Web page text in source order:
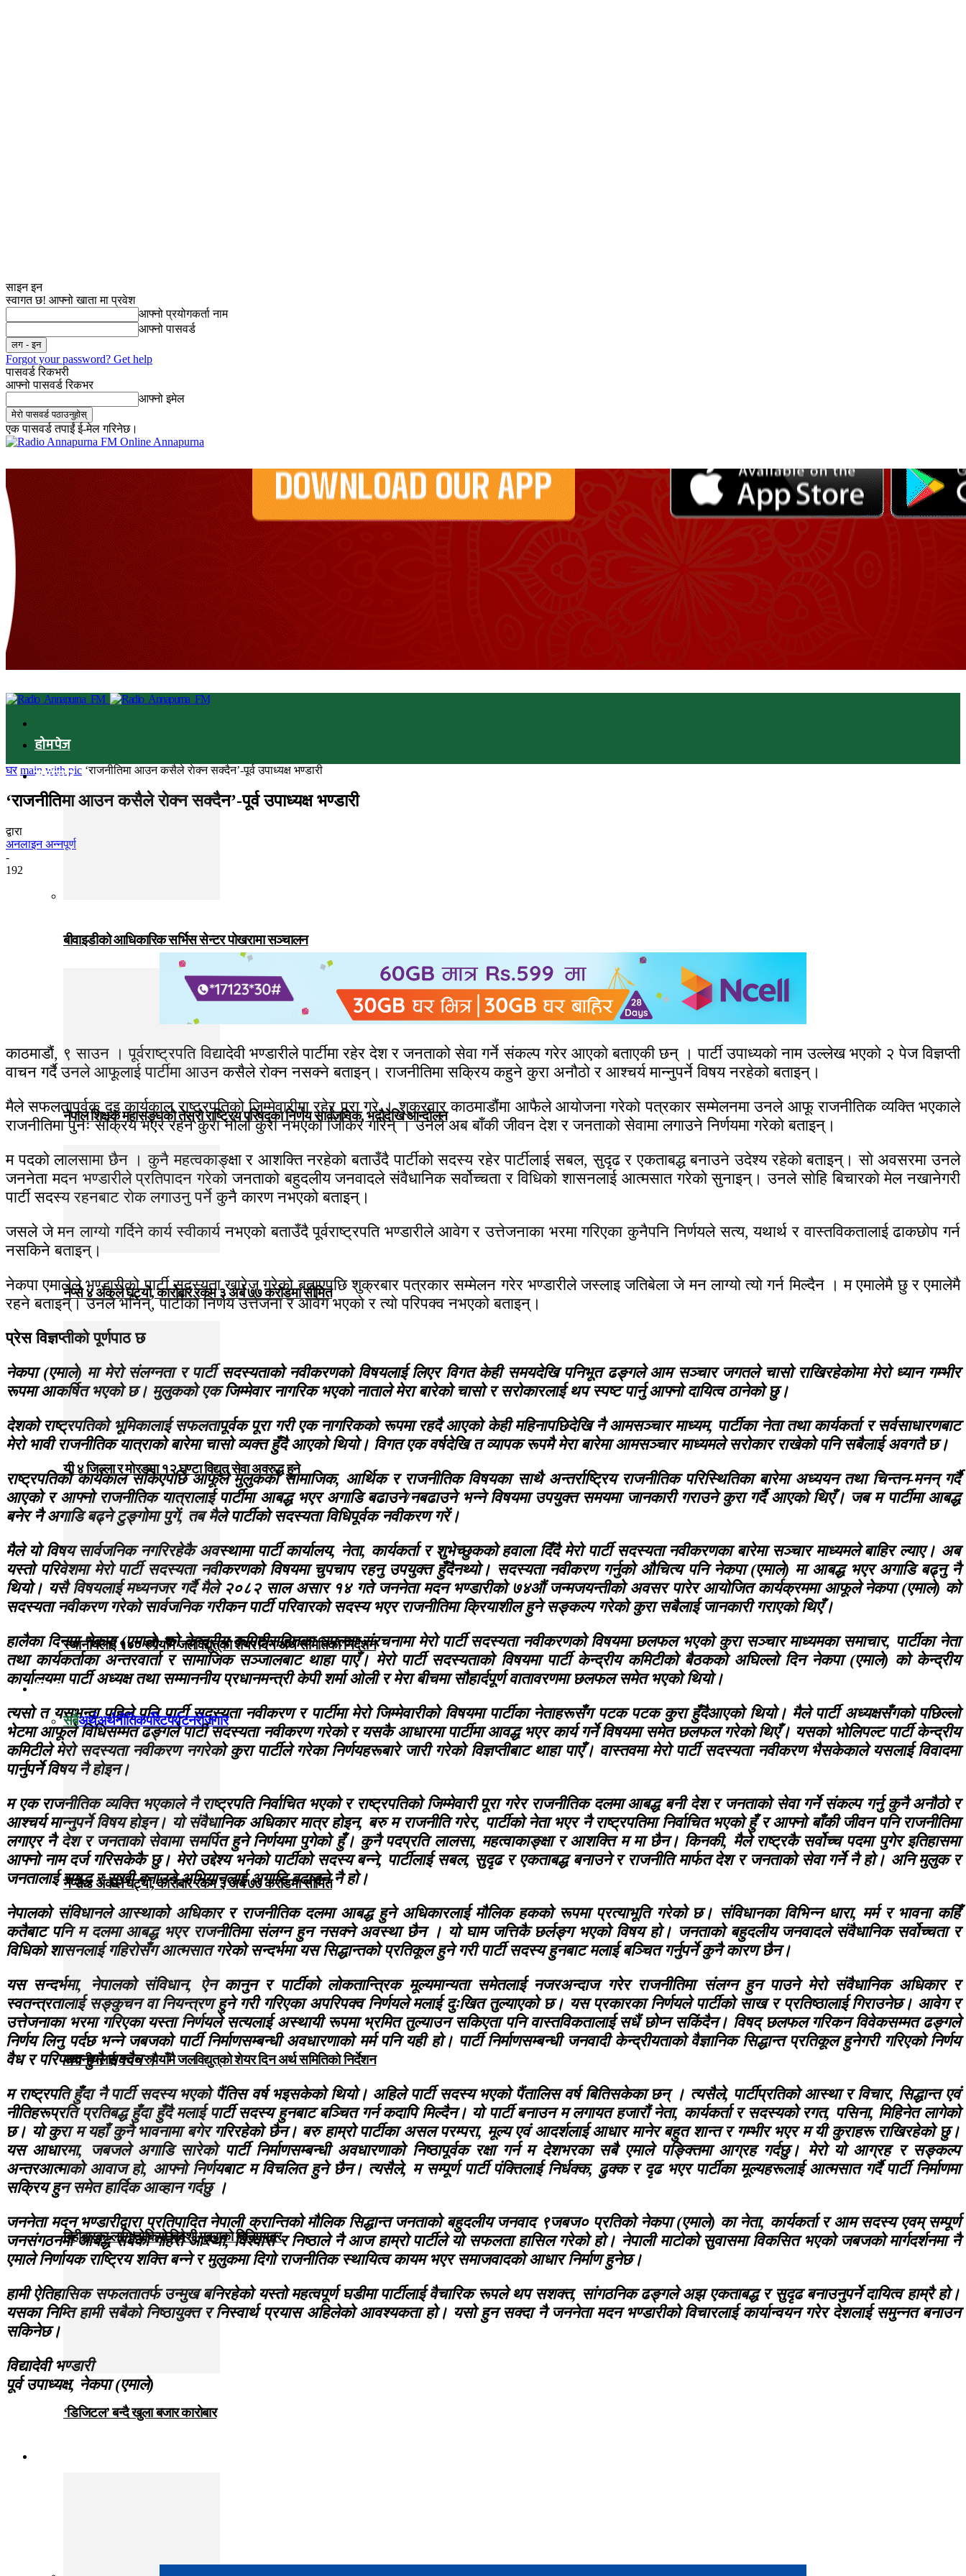
साइन इन
स्वागत छ! आफ्नो खाता मा प्रवेश
आफ्नो प्रयोगकर्ता नाम
आफ्नो पासवर्ड
Forgot your password? Get help
पासवर्ड रिकभरी
आफ्नो पासवर्ड रिकभर
आफ्नो इमेल
एक पासवर्ड तपाईं ई-मेल गरिनेछ।
Online Annapurna
होमपेज
समाचार
बीवाइडीको आधिकारिक सर्भिस सेन्टर पोखरामा सञ्चालन
नेपाल शिक्षक महासङ्घको तेस्रो राष्ट्रिय परिषद्का निर्णय सार्वजनिक, भदाैदेखि आन्दाेलन
नेप्से ४ अंकले घट्यो, कारोबार रकम ३ अर्ब ७७ करोडमा सीमित
यी ४ जिल्ला र मोरङमा १२ घण्टा विद्युत् सेवा अवरुद्ध हुने
स्थानीयलाई १०० रुपैयाँमै जलविद्युत्‌को शेयर दिन अर्थ समितिको निर्देशन
विजनेस
सबैअर्थअर्थनीतिकर्पोरेटपर्यटनरोजगार
नेप्से ४ अंकले घट्यो, कारोबार रकम ३ अर्ब ७७ करोडमा सीमित
स्थानीयलाई १०० रुपैयाँमै जलविद्युत्‌को शेयर दिन अर्थ समितिको निर्देशन
बिहीबारका लागि तोकियो विदेशी मुद्राको विनिमयदर
‘डिजिटल’ बन्दै खुला बजार कारोबार
घर main with pic ‘राजनीतिमा आउन कसैले राेक्न सक्दैन’-पूर्व उपाध्यक्ष भण्डारी
‘राजनीतिमा आउन कसैले राेक्न सक्दैन’-पूर्व उपाध्यक्ष भण्डारी
द्वारा
अनलाइन अन्नपूर्ण
-
192
काठमाडौं, ९ साउन । पूर्वराष्ट्रपति विद्यादेवी भण्डारीले पार्टीमा रहेर देश र जनताको सेवा गर्ने संकल्प गरेर आएकाे बताएकी छन् । पार्टी उपाध्यकाे नाम उल्लेख भएकाे २ पेज विज्ञप्ती
वाचन गर्दै उनले आफूलाई पार्टीमा आउन कसैले रोक्न नसक्ने बताइन्। राजनीतिमा सक्रिय कहुने कुरा अनौठो र आश्चर्य मान्नुपर्ने विषय नरहेको बताइन्।
मैले सफलतापूर्वक दुइ कार्यकाल राष्ट्रपतिको जिम्मेवारीमा रहेर पूरा गरे । शुक्रवार काठमाडौंमा आफैले आयाेजना गरेकाे पत्रकार सम्मेलनमा उनले आफू राजनीतिक व्यक्ति भएकाले
राजनीतिमा पुनः सक्रिय भएर रहने कुरा नौलो कुरा नभएको जिकिर गरिन् । उनले अब बाँकी जीवन देश र जनताको सेवामा लगाउने निर्णयमा गरेकाे बताइन्।
म पदकाे लालसामा छैन । कुनै महत्वकाङ्क्षा र आशक्ति नरहेको बताउँदै पार्टीको सदस्य रहेर पार्टीलाई सबल, सुदृढ र एकताबद्ध बनाउने उदेश्य रहेकाे बताइन्। साे अवसरमा उनले
जननेता मदन भण्डारीले प्रतिपादन गरेकाे जनताको बहुदलीय जनवादले संवैधानिक सर्वोच्चता र विधिको शासनलाई आत्मसात गरेको सुनाइन्। उनले साेहि बिचारकाे मेल नखानेगरी
पार्टी सदस्य रहनबाट राेक लगाउनु पर्ने कुनै कारण नभएकाे बताइन्।
जसले जे मन लाग्याे गर्दिने कार्य स्वीकार्य नभएकाे बताउँदै पूर्वराष्ट्रपति भण्डारीले आवेग र उत्तेजनाका भरमा गरिएका कुनैपनि निर्णयले सत्य, यथार्थ र वास्तविकतालाई ढाकछाेप गर्न
नसकिने बताइन्।
नेकपा एमालेले भण्डारीको पार्टी सदस्यता खारेज गरेको बताएपछि शुक्रबार पत्रकार सम्मेलन गरेर भण्डारीले जस्लाइ जतिबेला जे मन लाग्याे त्याे गर्न मिल्दैन । म एमालेमै छु र एमालेमै
रहने बताइन्। उनले भनिन्, पार्टीको निर्णय उत्तेजना र आवेग भएकाे र त्याे परिपक्व नभएकाे बताइन्।
प्रेस विज्ञप्तीकाे पूर्णपाठ छ
नेकपा (एमाले) मा मेरो संलग्नता र पार्टी सदस्यताको नवीकरणको विषयलाई लिएर विगत केही समयदेखि पनिभूत ढङ्गले आम सञ्चार जगतले चासो राखिरहेकोमा मेरो ध्यान गम्भीर
रूपमा आकर्षित भएको छ। मुलुकको एक जिम्मेवार नागरिक भएको नाताले मेरा बारेको चासो र सरोकारलाई थप स्पष्ट पार्नु आफ्नो दायित्व ठानेको छु।
देशको राष्ट्रपतिको भूमिकालाई सफलतापूर्वक पूरा गरी एक नागरिकको रूपमा रहदै आएको केही महिनापछिदेखि नै आमसञ्चार माध्यम, पार्टीका नेता तथा कार्यकर्ता र सर्वसाधारणबाट
मेरो भावी राजनीतिक यात्राको बारेमा चासो व्यक्त हुँदै आएको थियो। विगत एक वर्षदेखि त व्यापक रूपमै मेरा बारेमा आमसञ्चार माध्यमले सरोकार राखेको पनि सबैलाई अवगतै छ।
राष्ट्रपतिको कार्यकाल सकिएपछि आफूले मुलुकको सामाजिक, आर्थिक र राजनीतिक विषयका साथै अन्तर्राष्ट्रिय राजनीतिक परिस्थितिका बारेमा अध्ययन तथा चिन्तन-मनन् गर्दै
आएको र आफ्नो राजनीतिक यात्रालाई पार्टीमा आबद्ध भएर अगाडि बढाउने/नबढाउने भन्ने विषयमा उपयुक्त समयमा जानकारी गराउने कुरा गर्दै आएको थिएँ। जब म पार्टीमा आबद्ध
बनेर नै अगाडि बढ्ने टुङ्गोमा पुगें, तब मैले पार्टीको सदस्यता विधिपूर्वक नवीकरण गरें।
मैले यो विषय सार्वजनिक नगरिरहेकै अवस्थामा पार्टी कार्यालय, नेता, कार्यकर्ता र शुभेच्छुकको हवाला दिँदै मेरो पार्टी सदस्यता नवीकरणका बारेमा सञ्चार माध्यमले बाहिर ल्याए। अब
यस्तो परिवेशमा मेरो पार्टी सदस्यता नवीकरणको विषयमा चुपचाप रहनु उपयुक्त हुँदैनथ्यो। सदस्यता नवीकरण गर्नुको औचित्य पनि नेकपा (एमाले) मा आबद्ध भएर अगाडि बढ्नु नै
थियो। यसै विषयलाई मध्यनजर गर्दै मैले २०८२ साल असार १४ गते जननेता मदन भण्डारीको ७४औं जन्मजयन्तीको अवसर पारेर आयोजित कार्यक्रममा आफूले नेकपा (एमाले) को
सदस्यता नवीकरण गरेको सार्वजनिक गरीकन पार्टी परिवारको सदस्य भएर राजनीतिमा क्रियाशील हुने सङ्कल्प गरेको कुरा सबैलाई जानकारी गराएको थिएँ।
हालैका दिनमा नेकपा (एमाले) को केन्द्रीय कमिटीसहितका उपल्ला संरचनामा मेरो पार्टी सदस्यता नवीकरणको विषयमा छलफल भएको कुरा सञ्चार माध्यमका समाचार, पार्टीका नेता
तथा कार्यकर्ताका अन्तरवार्ता र सामाजिक सञ्जालबाट थाहा पाएँ। मेरो पार्टी सदस्यताको विषयमा पार्टी केन्द्रीय कमिटीको बैठकको अघिल्लो दिन नेकपा (एमाले) को केन्द्रीय
कार्यालयमा पार्टी अध्यक्ष तथा सम्माननीय प्रधानमन्त्री केपी शर्मा ओली र मेरा बीचमा सौहार्दपूर्ण वातावरणमा छलफल समेत भएको थियो।
त्यसो त यसभन्दा पहिले पनि पार्टी सदस्यता नवीकरण र पार्टीमा मेरो जिम्मेवारीको विषयमा पार्टीका नेताहरूसँग पटक पटक कुरा हुँदैआएको थियो। मैले पार्टी अध्यक्षसँगको पछिल्लो
भेटमा आफूले विधिसम्मत ढङ्गले पार्टी सदस्यता नवीकरण गरेको र यसकै आधारमा पार्टीमा आवद्ध भएर कार्य गर्ने विषयमा समेत छलफल गरेको थिएँ। यसको भोलिपल्ट पार्टी केन्द्रीय
कमिटीले मेरो सदस्यता नवीकरण नगरेको कुरा पार्टीले गरेका निर्णयहरूबारे जारी गरेको विज्ञप्तीबाट थाहा पाएँ। वास्तवमा मेरो पार्टी सदस्यता नवीकरण भैसकेकाले यसलाई विवादमा
पार्नुपर्ने विषय नै होइन।
म एक राजनीतिक व्यक्ति भएकाले नै राष्ट्रपति निर्वाचित भएको र राष्ट्रपतिको जिम्मेवारी पूरा गरेर राजनीतिक दलमा आबद्ध बनी देश र जनताको सेवा गर्ने संकल्प गर्नु कुनै अनौठो र
आश्चर्य मान्नुपर्ने विषय होइन। यो संवैधानिक अधिकार मात्र होइन, बरु म राजनीति गरेर, पार्टीको नेता भएर नै राष्ट्रपतिमा निर्वाचित भएको हुँ र आफ्नो बाँकी जीवन पनि राजनीतिमा
लगाएर नै देश र जनताको सेवामा समर्पित हुने निर्णयमा पुगेको हुँ। कुनै पदप्रति लालसा, महत्वाकाङ्क्षा र आशक्ति म मा छैन। किनकी, मैले राष्ट्रकै सर्वोच्च पदमा पुगेर इतिहासमा
आफ्नो नाम दर्ज गरिसकेकै छु। मेरो उद्देश्य भनेको पार्टीको सदस्य बन्ने, पार्टीलाई सबल, सुदृढ र एकताबद्ध बनाउने र राजनीति मार्फत देश र जनताको सेवा गर्ने नै हो। अनि मुलुक र
जनतालाई समृद्ध र सुखी बनाउने अभियानलाई अगाडि बढाउने नै हो।
नेपालको संविधानले आस्थाको अधिकार र राजनीतिक दलमा आबद्ध हुने अधिकारलाई मौलिक हकको रूपमा प्रत्याभूति गरेको छ। संविधानका विभिन्न धारा, मर्म र भावना कहिँ
कतैबाट पनि म दलमा आबद्ध भएर राजनीतिमा संलग्न हुन नसक्ने अवस्था छैन । यो घाम जत्तिकै छर्लङ्ग भएको विषय हो। जनताको बहुदलीय जनवादले संवैधानिक सर्वोच्चता र
विधिको शासनलाई गहिरोसँग आत्मसात गरेको सन्दर्भमा यस सिद्धान्तको प्रतिकूल हुने गरी पार्टी सदस्य हुनबाट मलाई बञ्चित गर्नुपर्ने कुनै कारण छैन।
यस सन्दर्भमा, नेपालको संविधान, ऐन कानुन र पार्टीको लोकतान्त्रिक मूल्यमान्यता समेतलाई नजरअन्दाज गरेर राजनीतिमा संलग्न हुन पाउने मेरो संवैधानिक अधिकार र
स्वतन्त्रतालाई सङ्कुचन वा नियन्त्रण हुने गरी गरिएका अपरिपक्व निर्णयले मलाई दुःखित तुल्याएको छ। यस प्रकारका निर्णयले पार्टीको साख र प्रतिष्ठालाई गिराउनेछ। आवेग र
उत्तेजनाका भरमा गरिएका यस्ता निर्णयले सत्यलाई अस्थायी रूपमा भ्रमित तुल्याउन सकिएता पनि वास्तविकतालाई सधैं छोप्न सकिंदैन। विषद् छलफल गरिकन विवेकसम्मत ढङ्गले
निर्णय लिनु पर्दछ भन्ने जबजको पार्टी निर्माणसम्बन्धी अवधारणाको मर्म पनि यही हो। पार्टी निर्माणसम्बन्धी जनवादी केन्द्रीयताको वैज्ञानिक सिद्धान्त प्रतिकूल हुनेगरी गरिएको निर्णय
वैध र परिपक्व हुनै सक्दैन ।
म राष्ट्रपति हुँदा नै पार्टी सदस्य भएको पैंतिस वर्ष भइसकेको थियो। अहिले पार्टी सदस्य भएको पैंतालिस वर्ष बितिसकेका छन् । त्यसैले, पार्टीप्रतिको आस्था र विचार, सिद्धान्त एवं
नीतिहरूप्रति प्रतिबद्ध हुँदा हुँदै मलाई पार्टी सदस्य हुनबाट बञ्चित गर्न कदापि मिल्दैन। यो पार्टी बनाउन म लगायत हजारौं नेता, कार्यकर्ता र सदस्यको रगत, पसिना, मिहिनेत लागेको
छ। यो कुरा म यहाँ कुनै भावनामा बगेर गरिरहेको छैन। बरु हाम्रो पार्टीका असल परम्परा, मूल्य एवं आदर्शलाई आधार मानेर बहुत शान्त र गम्भीर भएर म यी कुराहरू राखिरहेको छु।
यस आधारमा, जबजले अगाडि सारेको पार्टी निर्माणसम्बन्धी अवधारणाको निष्ठापूर्वक रक्षा गर्न म देशभरका सबै एमाले पङ्क्तिमा आग्रह गर्दछु। मेरो यो आग्रह र सङ्कल्प
अन्तरआत्माको आवाज हो, आफ्नो निर्णयबाट म विचलित हुने छैन। त्यसैले, म सम्पूर्ण पार्टी पंक्तिलाई निर्धक्क, ढुक्क र दृढ भएर पार्टीका मूल्यहरूलाई आत्मसात गर्दै पार्टी निर्माणमा
सक्रिय हुन समेत हार्दिक आव्हान गर्दछु ।
जननेता मदन भण्डारीद्वारा प्रतिपादित नेपाली क्रान्तिको मौलिक सिद्धान्त जनताको बहुदलीय जनवाद ९जबज० प्रतिको नेकपा (एमाले) का नेता, कार्यकर्ता र आम सदस्य एवम् सम्पूर्ण
जनसंगठनमा आबद्ध सबैको गहिरो आस्था, विश्वास र निष्ठाले नै आज हाम्रो पार्टीले यो सफलता हासिल गरेको हो। नेपाली माटोको सुवासमा विकसित भएको जबजको मार्गदर्शनमा नै
एमाले निर्णायक राष्ट्रिय शक्ति बन्ने र मुलुकमा दिगो राजनीतिक स्थायित्व कायम भएर समाजवादको आधार निर्माण हुनेछ।
हामी ऐतिहासिक सफलतातर्फ उन्मुख बनिरहेको यस्तो महत्वपूर्ण घडीमा पार्टीलाई वैचारिक रूपले थप सशक्त, सांगठनिक ढङ्गले अझ एकताबद्ध र सुदृढ बनाउनुपर्ने दायित्व हाम्रै हो।
यसका निम्ति हामी सबैको निष्ठायुक्त र निस्वार्थ प्रयास अहिलेको आवश्यकता हो। यसो हुन सक्दा नै जननेता मदन भण्डारीको विचारलाई कार्यान्वयन गरेर देशलाई समुन्नत बनाउन
सकिनेछ।
विद्यादेवी भण्डारी
पूर्व उपाध्यक्ष, नेकपा (एमाले)